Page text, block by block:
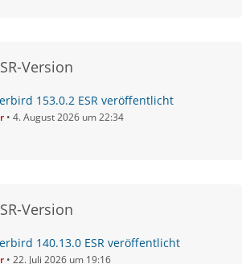
Version
153.0.2 ESR veröffentlicht
4. August 2026 um 22:34
Version
140.13.0 ESR veröffentlicht
22. Juli 2026 um 19:16